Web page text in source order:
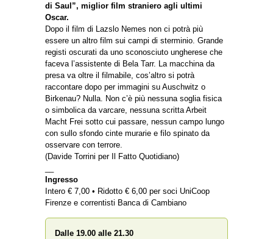
di Saul”, miglior film straniero agli ultimi
Oscar.
Dopo il film di Lazslo Nemes non ci potrà più
essere un altro film sui campi di sterminio. Grande
registi oscurati da uno sconosciuto ungherese che
faceva l’assistente di Bela Tarr. La macchina da
presa va oltre il filmabile, cos’altro si potrà
raccontare dopo per immagini su Auschwitz o
Birkenau? Nulla. Non c’è più nessuna soglia fisica
o simbolica da varcare, nessuna scritta Arbeit
Macht Frei sotto cui passare, nessun campo lungo
con sullo sfondo cinte murarie e filo spinato da
osservare con terrore.
(Davide Torrini per Il Fatto Quotidiano)
Ingresso
Intero € 7,00 • Ridotto € 6,00 per soci UniCoop
Firenze e correntisti Banca di Cambiano
Dalle 19.00 alle 21.30